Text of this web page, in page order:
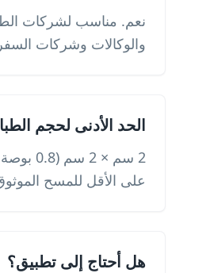
نعم. مناسب لشركات
والوكالات وشركات
الحد الأدنى لحجم
على الأقل للمسح
هل أحتاج إلى تطبيق؟